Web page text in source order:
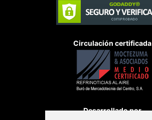
Circulación certificada
Desarrollado por